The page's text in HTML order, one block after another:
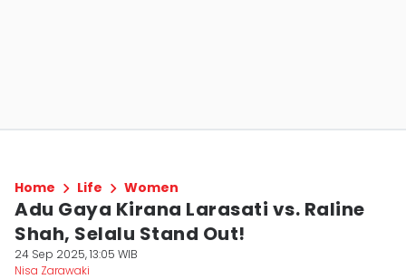
Home Life Women
Adu Gaya Kirana Larasati vs. Raline
Shah, Selalu Stand Out!
24 Sep 2025, 13:05 WIB
Nisa Zarawaki